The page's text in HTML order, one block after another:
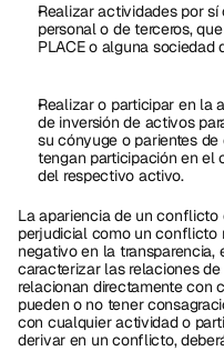
Realizar actividades por sí
personal o de terceros,
PLACE o alguna sociedad
Realizar o participar en la
de inversión de activos
su cónyuge o parientes
tengan participación en el
del respectivo activo.
La apariencia de un conflicto
perjudicial como un conflicto
negativo en la transparencia,
caracterizar las relaciones
relacionan directamente con
pueden o no tener
con cualquier actividad o
derivar en un conflicto,